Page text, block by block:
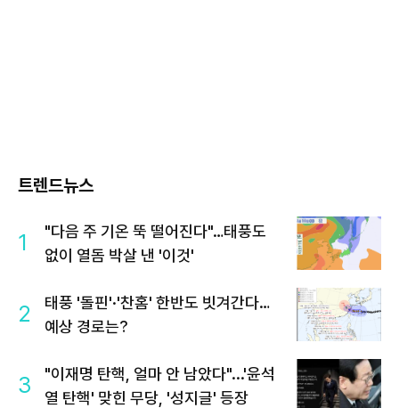
트렌드뉴스
1
"다음 주 기온 뚝 떨어진다"…태풍도
없이 열돔 박살 낸 '이것'
2
태풍 '돌핀'·'찬홈' 한반도 빗겨간다…
예상 경로는?
3
"이재명 탄핵, 얼마 안 남았다"...'윤석
열 탄핵' 맞힌 무당, '성지글' 등장